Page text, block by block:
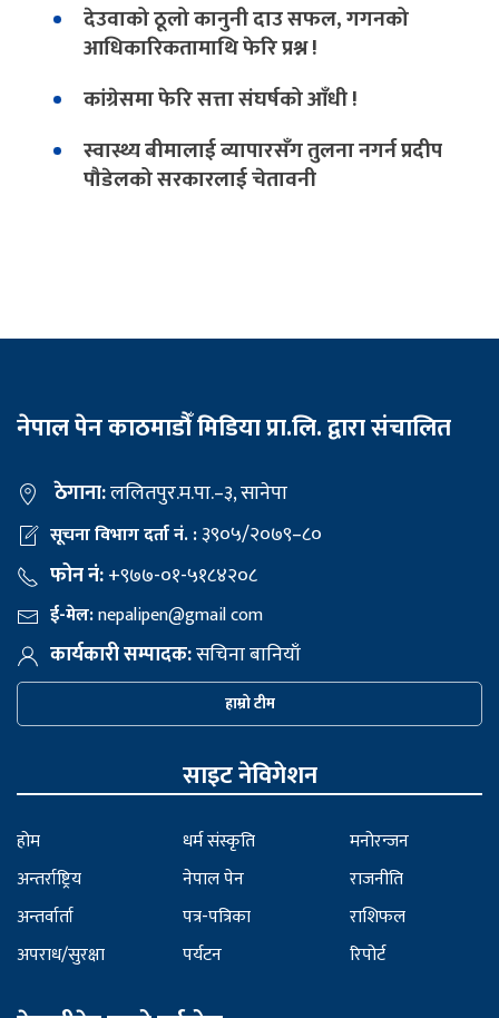
देउवाको ठूलो कानुनी दाउ सफल, गगनको
आधिकारिकतामाथि फेरि प्रश्न !
कांग्रेसमा फेरि सत्ता संघर्षको आँधी !
स्वास्थ्य बीमालाई व्यापारसँग तुलना नगर्न प्रदीप
पौडेलको सरकारलाई चेतावनी
नेपाल पेन काठमाडौँ मिडिया प्रा.लि. द्वारा संचालित
ठेगाना:ललितपुर.म.पा.–३, सानेपा
सूचना विभाग दर्ता नं. :३९०५/२०७९–८०
फोन नं:+९७७-०१-५१८४२०८
ई-मेल:nepalipen@gmail com
कार्यकारी सम्पादक:सचिना बानियाँ
हाम्रो टीम
साइट नेविगेशन
होम
अन्तर्राष्ट्रिय
अन्तर्वार्ता
अपराध/सुरक्षा
धर्म संस्कृति
नेपाल पेन
पत्र-पत्रिका
पर्यटन
मनोरन्जन
राजनीति
राशिफल
रिपोर्ट